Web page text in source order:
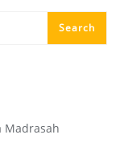
Madrasah